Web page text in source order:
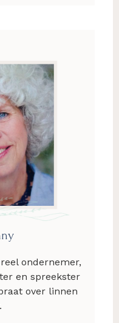
ondernemer,
en spreekster
over linnen